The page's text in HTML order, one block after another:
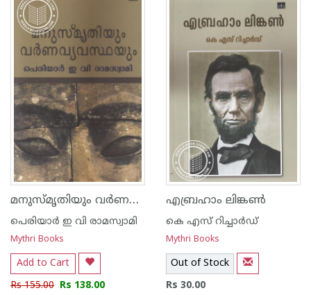
മനുസ്മൃതിയും വര്‍ണവ്യവസ്ഥയും
പെരിയാര്‍ ഇ വി രാമസ്വാമി
Mythri Books
Add to Cart
Rs 155.00 Rs 138.00
എബ്രഹാം ലിങ്കണ്‍
കെ എസ് റിച്ചാര്‍ഡ്
Mythri Books
Out of Stock
Rs 30.00